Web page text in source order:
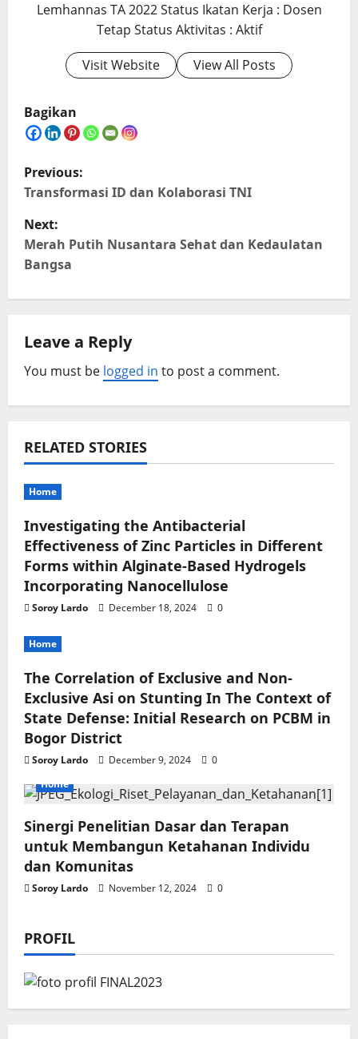
Lemhannas TA 2022 Status Ikatan Kerja : Dosen
Tetap Status Aktivitas : Aktif
Visit Website
View All Posts
Bagikan
P
o
s
t
n
a
v
i
g
a
t
i
o
n
Previous:
Transformasi ID dan Kolaborasi TNI
Next:
Merah Putih Nusantara Sehat dan Kedaulatan
Bangsa
Leave a Reply
You must be logged in to post a comment.
RELATED STORIES
Home
Investigating the Antibacterial
Effectiveness of Zinc Particles in Different
Forms within Alginate-Based Hydrogels
Incorporating Nanocellulose
Soroy Lardo December 18, 2024 0
Home
The Correlation of Exclusive and Non-
Exclusive Asi on Stunting In The Context of
State Defense: Initial Research on PCBM in
Bogor District
Soroy Lardo December 9, 2024
0
Home
Sinergi Penelitian Dasar dan Terapan
untuk Membangun Ketahanan Individu
dan Komunitas
Soroy Lardo November 12, 2024 0
PROFIL